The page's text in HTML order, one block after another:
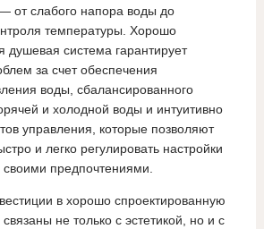
от слабого напора воды до
температуры. Хорошо
душевая система гарантирует
за счет обеспечения
воды, сбалансированного
и холодной воды и интуитивно
управления, которые позволяют
и легко регулировать настройки
своими предпочтениями.
в хорошо спроектированную
не только с эстетикой, но и с